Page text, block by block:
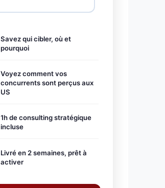
Savez qui cibler, où et
pourquoi
Voyez comment vos
concurrents sont perçus aux
US
1h de consulting stratégique
incluse
Livré en 2 semaines, prêt à
activer